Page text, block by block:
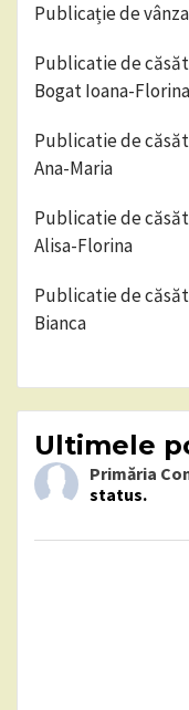
Publicație de
Publicatie de
Bogat Ioana-Florina
Publicatie de
Ana-Maria
Publicatie de
Alisa-Florina
Publicatie de
Bianca
Ultimele
Primăria
status.